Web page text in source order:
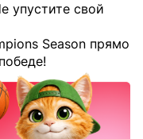
упустите свой
Season прямо